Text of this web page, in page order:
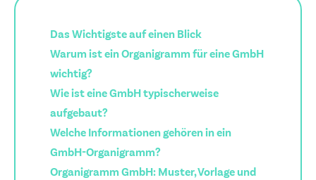
Das Wichtigste auf einen Blick
Warum ist ein Organigramm für eine GmbH
wichtig?
Wie ist eine GmbH typischerweise
aufgebaut?
Welche Informationen gehören in ein
GmbH-Organigramm?
Organigramm GmbH: Muster, Vorlage und